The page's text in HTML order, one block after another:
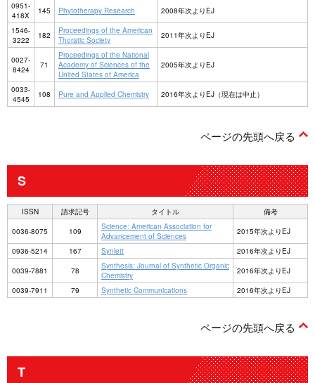
0951-
418X
145 Phytotherapy Research
2008年次よりEJ
1546-
3222
182
Proceedings of the American
Thoratic Society
2011年次よりEJ
0027-
8424
71
Proceedings of the National
Academy of Sciences of the
United States of America
2005年次よりEJ
0033-
4545
108 Pure and Applied Chemistry 2016年次よりEJ（現在は中止）
ページの先頭へ戻る
S
ISSN 請求記号 タイトル
備考
0036-8075
109
Science: American Association for
Advancement of Sciences
2015年次よりEJ
0936-5214
167 Synlett
2016年次よりEJ
0039-7881
78
Synthesis: Journal of Synthetic Organic
Chemistry
2016年次よりEJ
0039-7911
79 Synthetic Communications 2016年次よりEJ
ページの先頭へ戻る
T